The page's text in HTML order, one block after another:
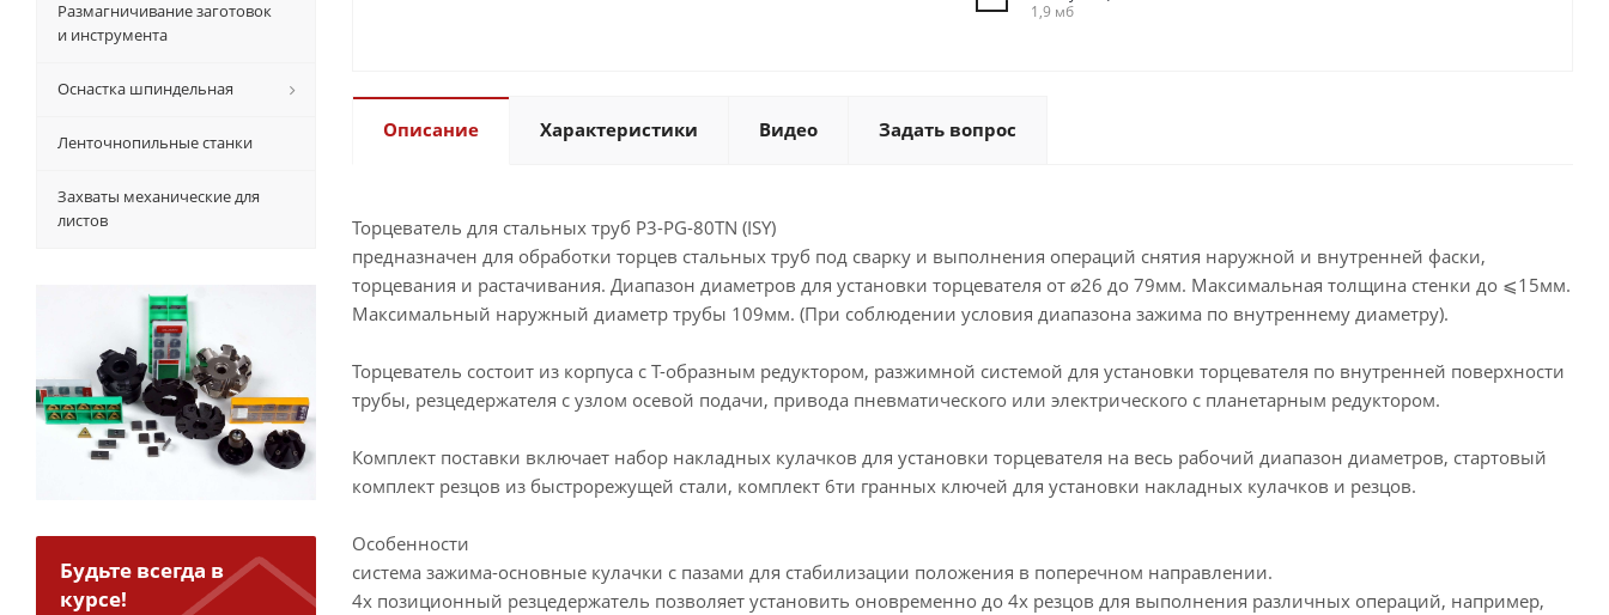
1,9 мб
Описание Характеристики Видео Задать вопрос
Торцеватель для стальных труб P3-PG-80TN (ISY)
предназначен для обработки торцев стальных труб под сварку и выполнения операций снятия наружной и внутренней фаски,
торцевания и растачивания. Диапазон диаметров для установки торцевателя от ⌀26 до 79мм. Максимальная толщина стенки до ⩽15мм.
Максимальный наружный диаметр трубы 109мм. (При соблюдении условия диапазона зажима по внутреннему диаметру).
Торцеватель состоит из корпуса с Т-образным редуктором, разжимной системой для установки торцевателя по внутренней поверхности
трубы, резцедержателя с узлом осевой подачи, привода пневматического или электрического с планетарным редуктором.
Комплект поставки включает набор накладных кулачков для установки торцевателя на весь рабочий диапазон диаметров, стартовый
комплект резцов из быстрорежущей стали, комплект 6ти гранных ключей для установки накладных кулачков и резцов.
Особенности
система зажима-основные кулачки с пазами для стабилизации положения в поперечном направлении.
4х позиционный резцедержатель позволяет установить оновременно до 4х резцов для выполнения различных операций, например,
Размагничивание заготовок
и инструмента
Оснастка шпиндельная
Ленточнопильные станки
Захваты механические для
листов
Будьте всегда в
курсе!